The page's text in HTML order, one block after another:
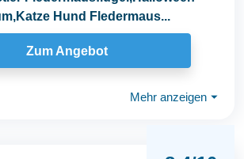
Hund Fledermaus...
Zum Angebot
Mehr anzeigen ⏷